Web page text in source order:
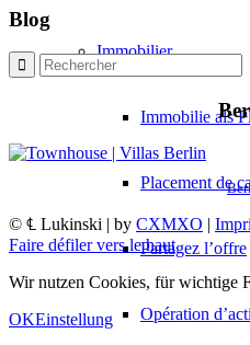
Immobilier
Immobilie als
Placement de
Partagez l’offre
Opération
Blog
© ℄ Lukinski | by CXMXO |
Faire défiler vers le haut
Wir nutzen Cookies, für wichtige
OKEinstellung